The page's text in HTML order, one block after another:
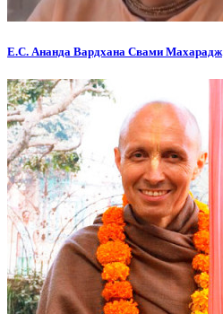
Е.С. Ананда Вардхана Свами Махарадж